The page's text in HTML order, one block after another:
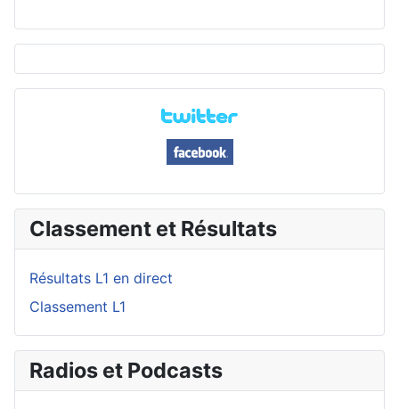
Classement et Résultats
Résultats L1 en direct
Classement L1
Radios et Podcasts